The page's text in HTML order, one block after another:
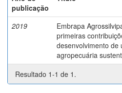
publicação
2019
Embrapa
primeiras
desenvolvimento de
agropecuária
Resultado 1-1 de 1.